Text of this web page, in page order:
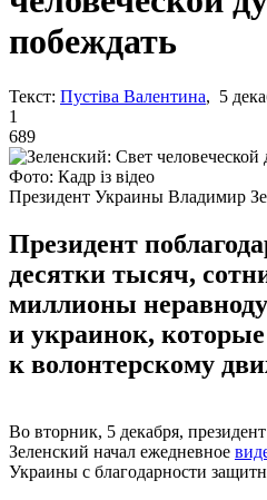
побеждать
Текст: Пустіва Валентина, 5
1
689
Фото: Кадр із відео
Президент Украины Владимир
Президент
десятки тысяч,
миллионы
и украинок,
к волонтерскому
Во вторник, 5 декабря,
Зеленский начал ежедневное
Украины с благодарности